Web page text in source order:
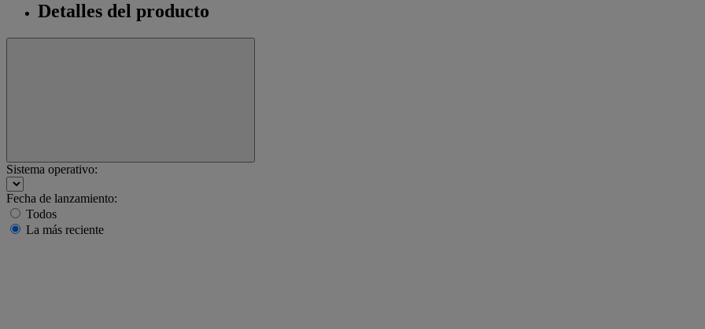
Detalles del producto
Sistema operativo:
Fecha de lanzamiento:
Todos
La más reciente